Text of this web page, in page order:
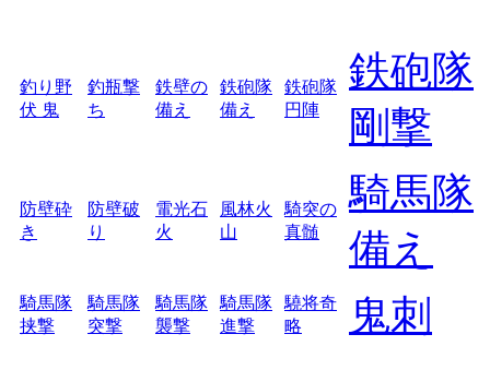
釣り野
伏 鬼
釣瓶撃
ち
鉄壁の
備え
鉄砲隊
備え
鉄砲隊
円陣
鉄砲隊
剛撃
防壁砕
き
防壁破
り
電光石
火
風林火
山
騎突の
真髄
騎馬隊
備え
騎馬隊
挟撃
騎馬隊
突撃
騎馬隊
襲撃
騎馬隊
進撃
驍将奇
略
鬼刺